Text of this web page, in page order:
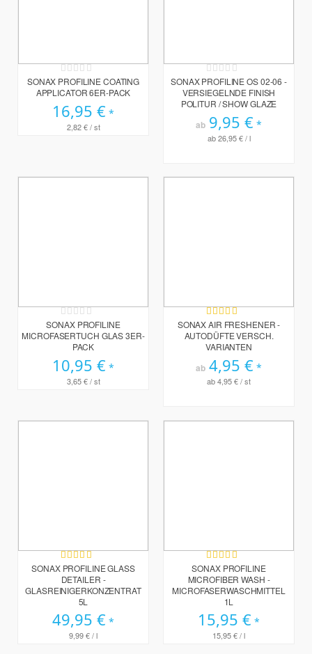
Rating:
0%
SONAX PROFILINE COATING
APPLICATOR 6ER-PACK
16,95 €
2,82 €/ st
Rating:
0%
SONAX PROFILINE OS 02-06 -
VERSIEGELNDE FINISH
POLITUR / SHOW GLAZE
ab 9,95 €
ab26,95 €/ l
Rating:
0%
SONAX PROFILINE
MICROFASERTUCH GLAS 3ER-
PACK
10,95 €
3,65 €/ st
Bewertung:
80%
SONAX AIR FRESHENER -
AUTODÜFTE VERSCH.
VARIANTEN
ab 4,95 €
ab4,95 €/ st
Bewertung:
100%
SONAX PROFILINE GLASS
DETAILER -
GLASREINIGERKONZENTRAT
5L
49,95 €
9,99 €/ l
Bewertung:
100%
SONAX PROFILINE
MICROFIBER WASH -
MICROFASERWASCHMITTEL
1L
15,95 €
15,95 €/ l